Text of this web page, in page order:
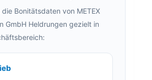
Bonitätsdaten von METEX
GmbH Heldrungen gezielt in